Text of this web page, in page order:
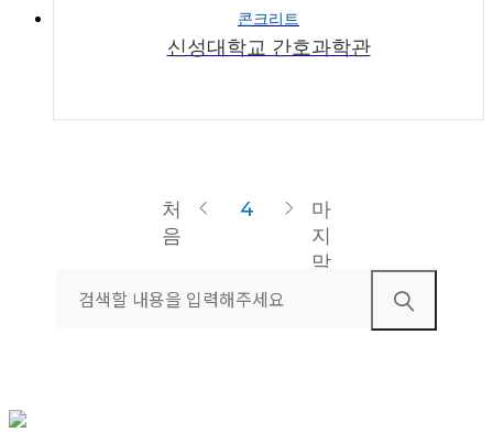
콘크리트
신성대학교 간호과학관
처
음
4
마
지
막